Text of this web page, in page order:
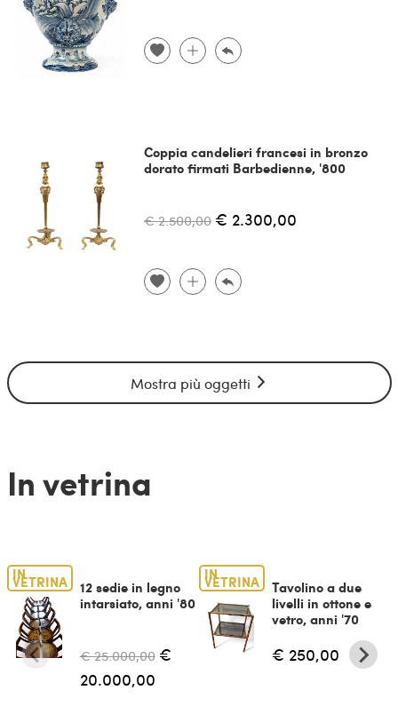
Coppia candelieri francesi in bronzo
dorato firmati Barbedienne, '800
€ 2.500,00 € 2.300,00
Mostra più oggetti
In vetrina
IN
VETRINA
12 sedie in legno
intarsiato, anni '80
€ 25.000,00 €
20.000,00
IN
VETRINA
Tavolino a due
livelli in ottone e
vetro, anni '70
€ 250,00